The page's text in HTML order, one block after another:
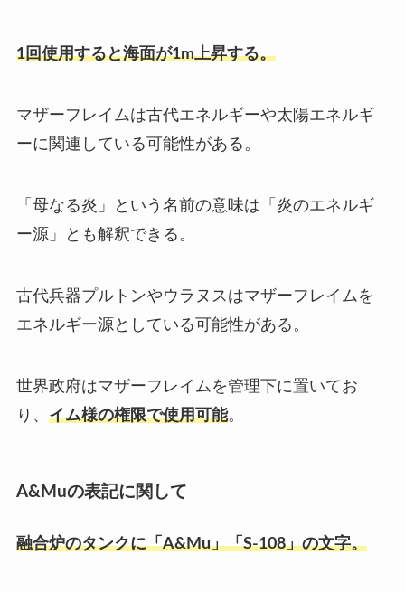
1回使用すると海面が1m上昇する。
マザーフレイムは古代エネルギーや太陽エネルギ
ーに関連している可能性がある。
「母なる炎」という名前の意味は「炎のエネルギ
ー源」とも解釈できる。
古代兵器プルトンやウラヌスはマザーフレイムを
エネルギー源としている可能性がある。
世界政府はマザーフレイムを管理下に置いてお
り、 イム様の権限で使用可能。
A&Muの表記に関して
融合炉のタンクに「A&Mu」「S-108」の文字。